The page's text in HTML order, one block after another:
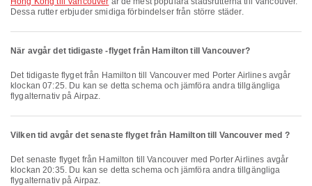
Dessa rutter erbjuder smidiga förbindelser från större städer.
När avgår det tidigaste -flyget från Hamilton till Vancouver?
Det tidigaste flyget från Hamilton till Vancouver med Porter Airlines avgår
klockan 07:25. Du kan se detta schema och jämföra andra tillgängliga
flygalternativ på Airpaz.
Vilken tid avgår det senaste flyget från Hamilton till Vancouver med ?
Det senaste flyget från Hamilton till Vancouver med Porter Airlines avgår
klockan 20:35. Du kan se detta schema och jämföra andra tillgängliga
flygalternativ på Airpaz.